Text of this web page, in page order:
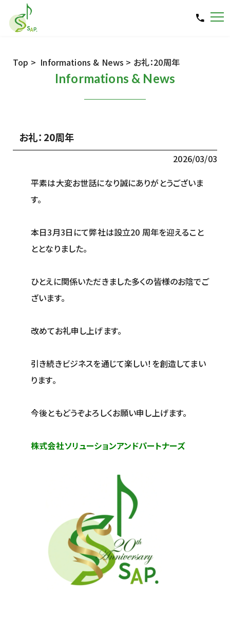
Top > Informations & News > お礼：20周年
Informations & News
お礼：20周年
2026/03/03
平素は大変お世話になり誠にありがとうございま
す。
本日3月3日にて弊社は設立20 周年を迎えること
ととなりました。
ひとえに関係いただきました多くの皆様のお陰でご
ざいます。
改めてお礼申し上げます。
引き続きビジネスを通じて楽しい！を創造してまい
ります。
今後ともどうぞよろしくお願い申し上げます。
株式会社ソリューションアンドパートナーズ